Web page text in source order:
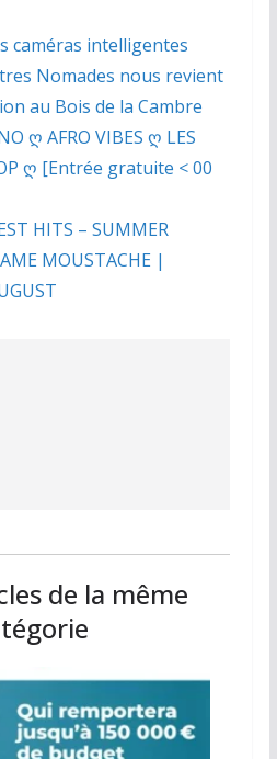
caméras intelligentes
Nomades nous revient
au Bois de la Cambre
ღ AFRO VIBES ღ LES
ღ [Entrée gratuite < 00
HITS – SUMMER
MOUSTACHE |
de la même